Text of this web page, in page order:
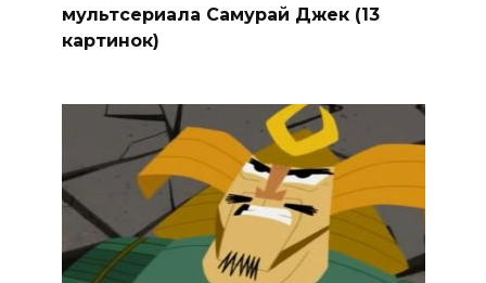
мультсериала Самурай Джек (13
картинок)